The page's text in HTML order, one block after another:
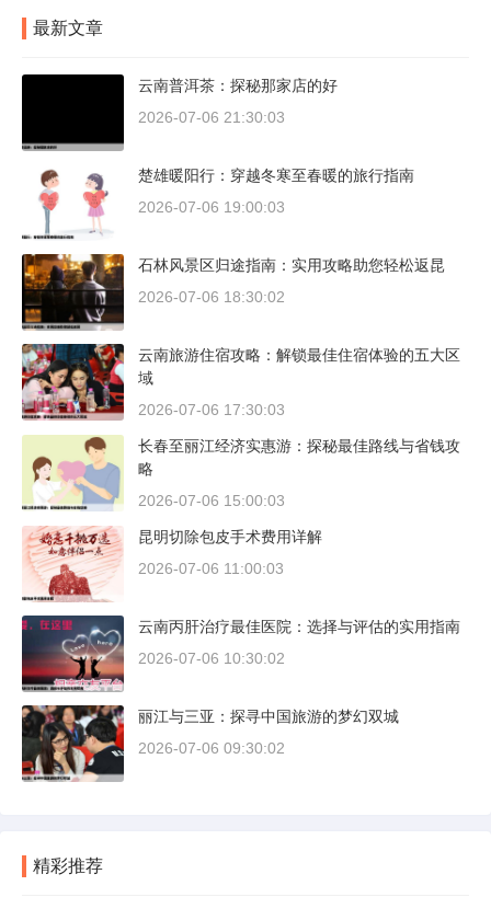
最新文章
云南普洱茶：探秘那家店的好
2026-07-06 21:30:03
楚雄暖阳行：穿越冬寒至春暖的旅行指南
2026-07-06 19:00:03
石林风景区归途指南：实用攻略助您轻松返昆
2026-07-06 18:30:02
云南旅游住宿攻略：解锁最佳住宿体验的五大区
域
2026-07-06 17:30:03
长春至丽江经济实惠游：探秘最佳路线与省钱攻
略
2026-07-06 15:00:03
昆明切除包皮手术费用详解
2026-07-06 11:00:03
云南丙肝治疗最佳医院：选择与评估的实用指南
2026-07-06 10:30:02
丽江与三亚：探寻中国旅游的梦幻双城
2026-07-06 09:30:02
精彩推荐